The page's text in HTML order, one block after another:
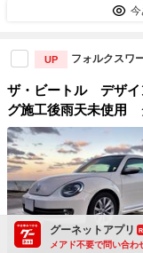
今
UP フォルクスワ
ザ・ビートル デザイ
グ施工後雨天未使用
ルーフ フルセグ地デ
グ施工 ガレージ保
グーネットアプリ
メアド不要で問い合わ